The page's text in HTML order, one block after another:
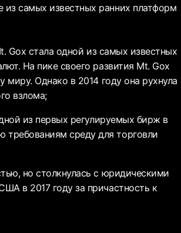
самых известных ранних платформ
Gox стала одной из самых известных
На пике своего развития Mt. Gox
миру. Однако в 2014 году она рухнула
взлома;
из первых регулируемых бирж в
среду для торговли
но столкнулась с юридическими
в 2017 году за причастность к